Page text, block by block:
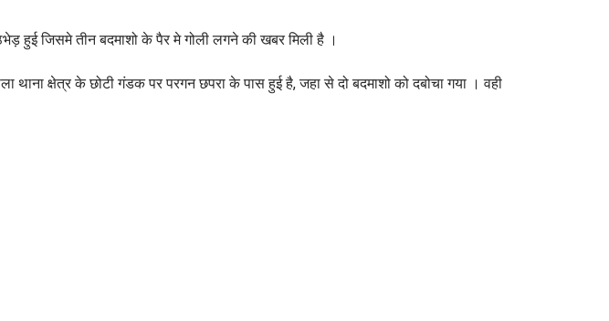
हुई जिसमे तीन बदमाशो के पैर मे गोली लगने की खबर मिली है ।
क्षेत्र के छोटी गंडक पर परगन छपरा के पास हुई है, जहा से दो बदमाशो को दबोचा गया । वही